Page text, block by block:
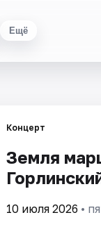
Ещё
Концерт
Земля
10 июля 2026 •